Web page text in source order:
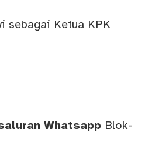
sebagai Ketua KPK
Whatsapp Blok-